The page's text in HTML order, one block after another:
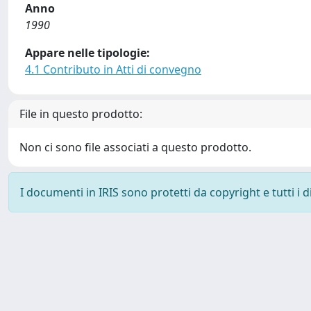
Anno
1990
Appare nelle tipologie:
4.1 Contributo in Atti di convegno
File in questo prodotto:
Non ci sono file associati a questo prodotto.
I documenti in IRIS sono protetti da copyright e tutti i